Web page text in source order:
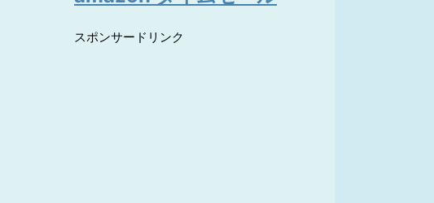
スポンサードリンク